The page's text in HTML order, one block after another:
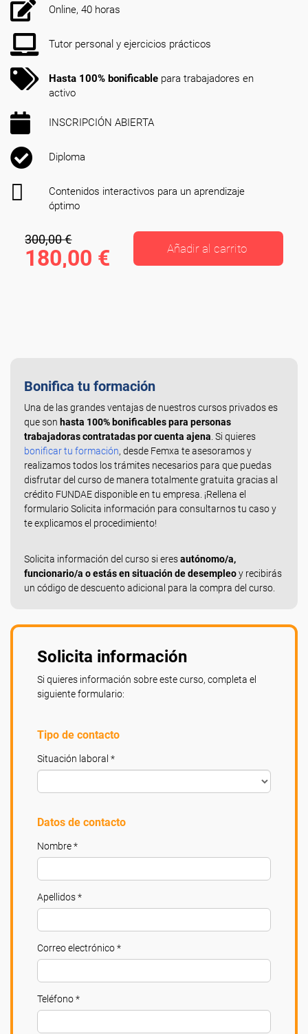
Online, 40 horas
Tutor personal y ejercicios prácticos
Hasta 100% bonificable para trabajadores en
activo
INSCRIPCIÓN ABIERTA
Diploma
Contenidos interactivos para un aprendizaje
óptimo
300,00 €
180,00 € Añadir al carrito
Bonifica tu formación
Una de las grandes ventajas de nuestros cursos privados es
que son hasta 100% bonificables para personas
trabajadoras contratadas por cuenta ajena . Si quieres
bonificar tu formación, desde Femxa te asesoramos y
realizamos todos los trámites necesarios para que puedas
disfrutar del curso de manera totalmente gratuita gracias al
crédito FUNDAE disponible en tu empresa. ¡Rellena el
formulario Solicita información para consultarnos tu caso y
te explicamos el procedimiento!
Solicita información del curso si eresautónomo/a,
funcionario/a o estás en situación de desempleoy recibirás
un código de descuento adicional para la compra del curso.
Solicita información
Si quieres información sobre este curso, completa el
siguiente formulario:
Tipo de contacto
Situación laboral *
Datos de contacto
Nombre *
Apellidos *
Correo electrónico *
Teléfono *